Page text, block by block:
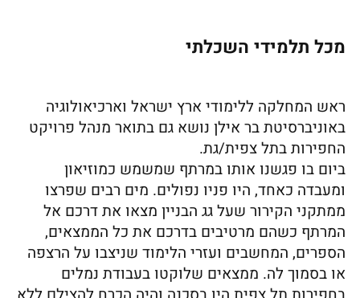
מכל תלמידי השכלתי
ראש המחלקה ללימודי ארץ ישראל וארכיאולוגיה
באוניברסיטת בר אילן נושא גם בתואר מנהל פרויקט
החפירות בתל צפית/גת.
ביום בו פגשנו אותו במרתף שמשמש כמוזיאון
ומעבדה כאחד, היו פניו נפולים. מים רבים שפרצו
ממתקני הקירור שעל גג הבניין מצאו את דרכם אל
המרתף כשהם מרטיבים בדרכם את כל הממצאים,
הספרים, המחשבים ועזרי הלימוד שניצבו על הרצפה
או בסמוך לה. ממצאים שלוקטו בעבודת נמלים